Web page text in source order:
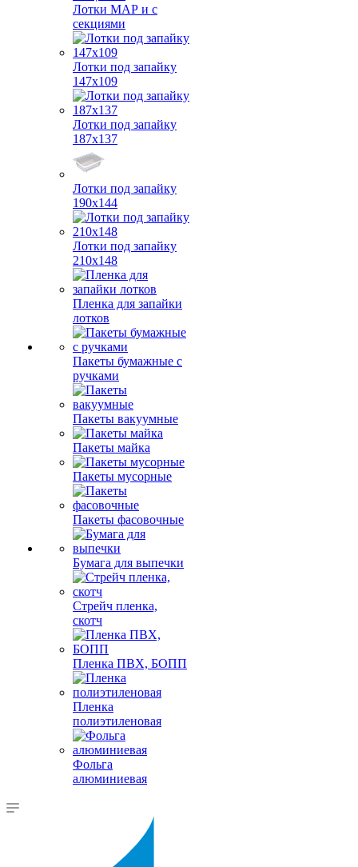
Лотки МАР и с
секциями
Лотки под запайку
147х109
Лотки под запайку
187х137
Лотки под запайку
190х144
Лотки под запайку
210х148
Пленка для запайки
лотков
Пакеты бумажные с
ручками
Пакеты вакуумные
Пакеты майка
Пакеты мусорные
Пакеты фасовочные
Бумага для выпечки
Стрейч пленка,
скотч
Пленка ПВХ, БОПП
Пленка
полиэтиленовая
Фольга
алюминиевая